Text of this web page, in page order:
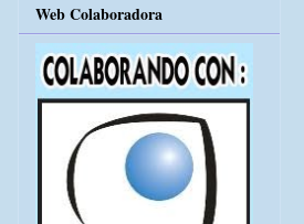
Web Colaboradora